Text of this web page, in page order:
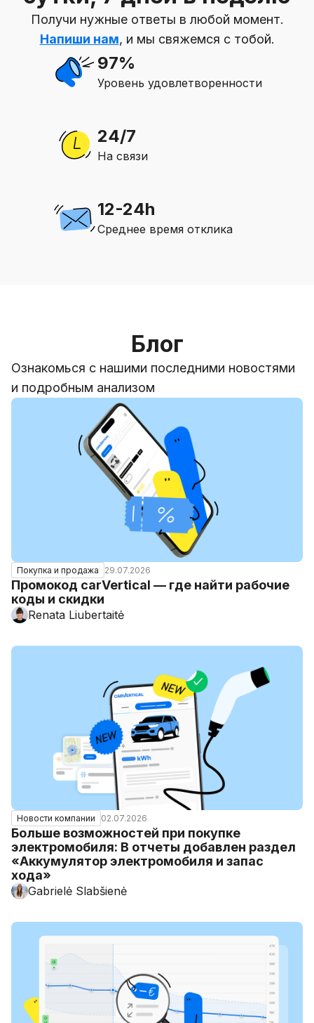
Получи нужные ответы в любой момент.
Напиши нам, и мы свяжемся с тобой.
97%
Уровень удовлетворенности
24/7
На связи
12-24h
Среднее время отклика
Блог
Ознакомься с нашими последними новостями
и подробным анализом
Покупка и продажа 29.07.2026
Промокод carVertical — где найти рабочие
коды и скидки
Renata Liubertaitė
Новости компании 02.07.2026
Больше возможностей при покупке
электромобиля: В отчеты добавлен раздел
«Аккумулятор электромобиля и запас
хода»
Gabrielė Slabšienė